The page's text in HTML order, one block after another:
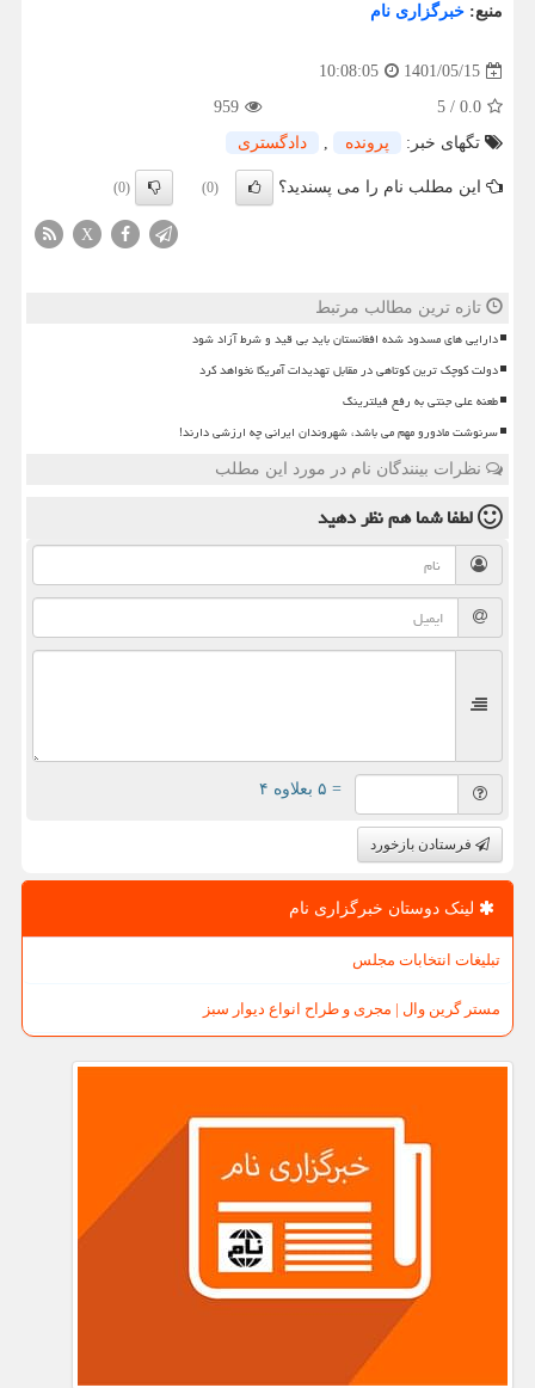
منبع: خبرگزاری نام
1401/05/15
10:08:05
0.0
/
5
959
تگهای خبر:
پرونده , دادگستری
این مطلب نام را می پسندید؟ (0)
(0)
X
تازه ترین مطالب مرتبط
دارایی های مسدود شده افغانستان باید بی قید و شرط آزاد شود
دولت کوچک ترین کوتاهی در مقابل تهدیدات آمریکا نخواهد کرد
طعنه علی جنتی به رفع فیلترینگ
سرنوشت مادورو مهم می باشد، شهروندان ایرانی چه ارزشی دارند!
نظرات بینندگان نام در مورد این مطلب
لطفا شما همنظر دهید
= ۵ بعلاوه ۴
فرستادن بازخورد
لینک دوستان خبرگزاری نام
تبلیغات انتخابات مجلس
مستر گرین وال | مجری و طراح انواع دیوار سبز